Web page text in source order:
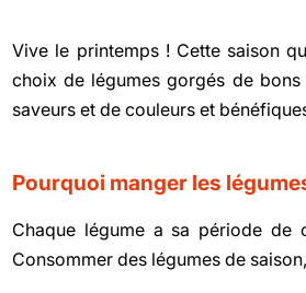
Vive le printemps ! Cette saison
choix de légumes gorgés de bons
saveurs et de couleurs et
Pourquoi manger les
Chaque légume a sa période de
Consommer des légumes de saison,